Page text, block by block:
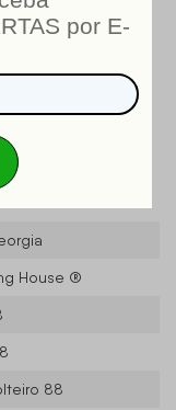
!
07424-001-
House ®
88